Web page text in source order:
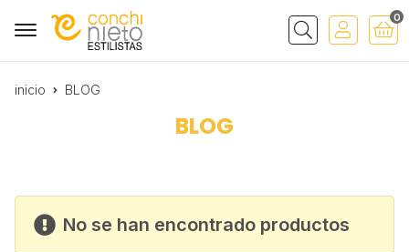
Buscar
0
inicio BLOG
BLOG
No se han encontrado productos